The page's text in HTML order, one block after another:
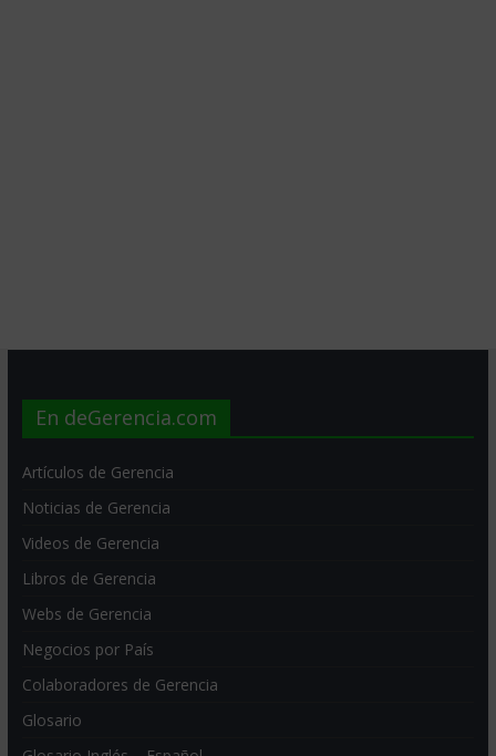
En deGerencia.com
Artículos de Gerencia
Noticias de Gerencia
Videos de Gerencia
Libros de Gerencia
Webs de Gerencia
Negocios por País
Colaboradores de Gerencia
Glosario